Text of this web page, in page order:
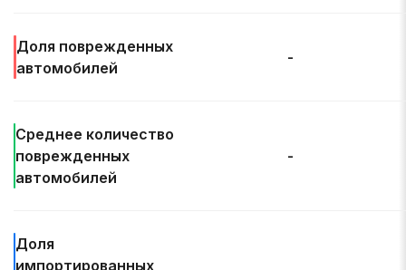
Доля поврежденных
автомобилей
-
Среднее количество
поврежденных
автомобилей
-
Доля
импортированных